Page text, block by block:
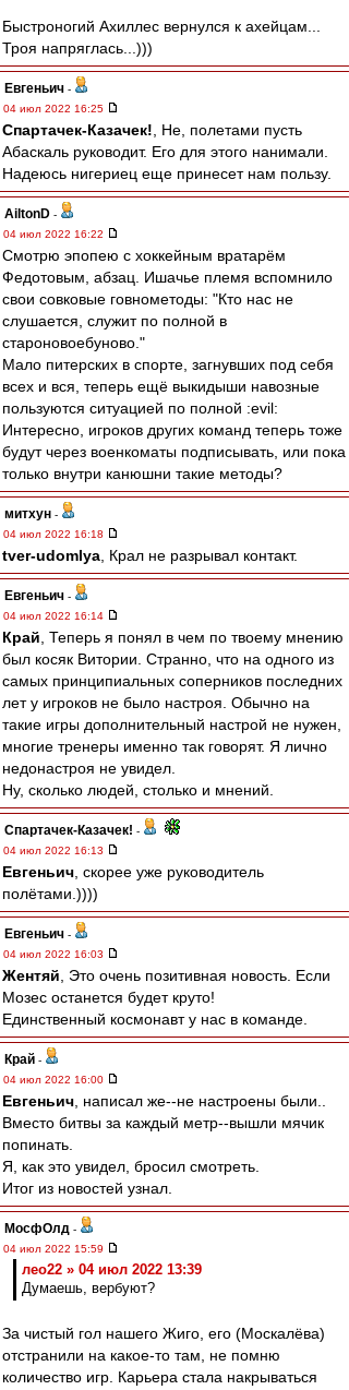
Быстроногий Ахиллес вернулся к ахейцам...
Троя напряглась...)))
Евгеньич -
04 июл 2022 16:25
Спартачек-Казачек! , Не, полетами пусть
Абаскаль руководит. Его для этого нанимали.
Надеюсь нигериец еще принесет нам пользу.
AiltonD -
04 июл 2022 16:22
Смотрю эпопею с хоккейным вратарём
Федотовым, абзац. Ишачье племя вспомнило
свои совковые говнометоды: "Кто нас не
слушается, служит по полной в
староновоебуново."
Мало питерских в спорте, загнувших под себя
всех и вся, теперь ещё выкидыши навозные
пользуются ситуацией по полной :evil:
Интересно, игроков других команд теперь тоже
будут через военкоматы подписывать, или пока
только внутри канюшни такие методы?
митхун -
04 июл 2022 16:18
tver-udomlya , Крал не разрывал контакт.
Евгеньич -
04 июл 2022 16:14
Край , Теперь я понял в чем по твоему мнению
был косяк Витории. Странно, что на одного из
самых принципиальных соперников последних
лет у игроков не было настроя. Обычно на
такие игры дополнительный настрой не нужен,
многие тренеры именно так говорят. Я лично
недонастроя не увидел.
Ну, сколько людей, столько и мнений.
Спартачек-Казачек! -
04 июл 2022 16:13
Евгеньич , скорее уже руководитель
полётами.))))
Евгеньич -
04 июл 2022 16:03
Жентяй , Это очень позитивная новость. Если
Мозес останется будет круто!
Единственный космонавт у нас в команде.
Край -
04 июл 2022 16:00
Евгеньич , написал же--не настроены были..
Вместо битвы за каждый метр--вышли мячик
попинать.
Я, как это увидел, бросил смотреть.
Итог из новостей узнал.
МосфОлд -
04 июл 2022 15:59
лео22 » 04 июл 2022 13:39
Думаешь, вербуют?
За чистый гол нашего Жиго, его (Москалёва)
отстранили на какое-то там, не помню
количество игр. Карьера стала накрываться